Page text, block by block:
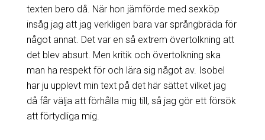
texten bero då . När hon jämförde med sexköp
insåg jag att jag verkligen bara var språngbräda för
något annat. Det var en så extrem övertolkning att
det blev absurt. Men kritik och övertolkning ska
man ha respekt för och lära sig något av. Isobel
har ju upplevt min text på det här sättet vilket jag
då får välja att förhålla mig till, så jag gör ett försök
att förtydliga mig.